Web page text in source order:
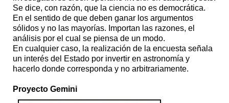
Se dice, con razón, que la ciencia no es democrática.
En el sentido de que deben ganar los argumentos
sólidos y no las mayorías. Importan las razones, el
análisis por el cual se piensa de un modo.
En cualquier caso, la realización de la encuesta señala
un interés del Estado por invertir en astronomía y
hacerlo donde corresponda y no arbitrariamente.
Proyecto Gemini